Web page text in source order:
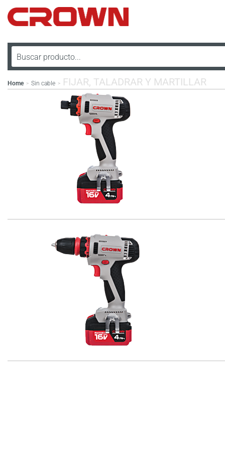
Home > Sin cable > FIJAR, TALADRAR Y MARTILLAR